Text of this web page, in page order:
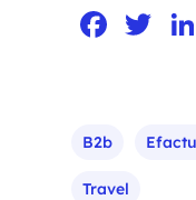
B2b
Travel